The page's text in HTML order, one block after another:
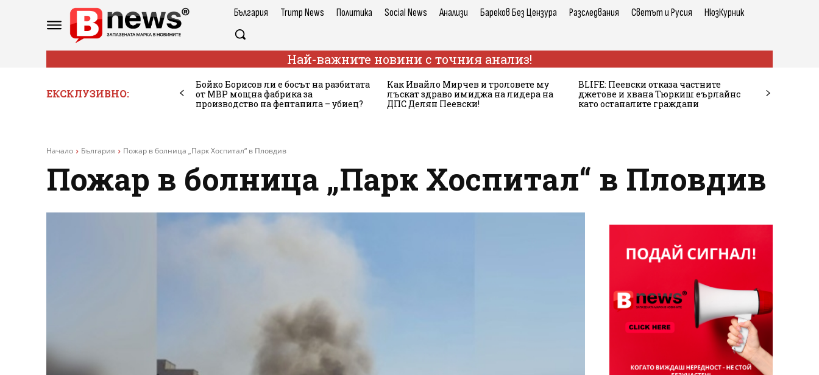
България Trump News Политика Social News Анализи Бареков Без Цензура Разследвания Светът и Русия НюзКурник
Най-важните новини с точния анализ!
ЕКСКЛУЗИВНО:
Бойко Борисов ли е босът на разбитата
от МВР мощна фабрика за
производство на фентанила – убиец?
Как Ивайло Мирчев и троловете му
лъскат здраво имиджа на лидера на
ДПС Делян Пеевски!
BLIFE: Пеевски отказа частните
джетове и хвана Тюркиш еърлайнс
като останалите граждани
Начало България Пожар в болница „Парк Хоспитал“ в Пловдив
Пожар в болница „Парк Хоспитал“ в Пловдив